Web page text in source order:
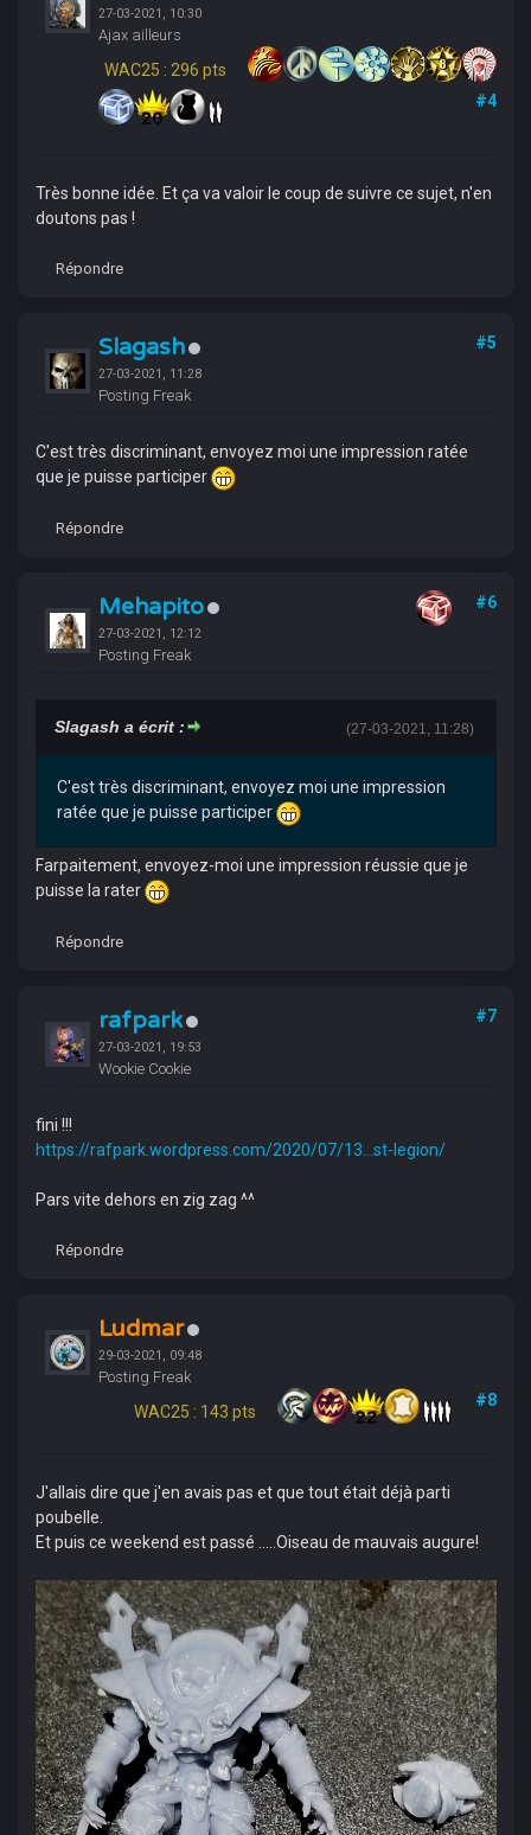
27-03-2021, 10:30
Ajax ailleurs
WAC25 : 296 pts
#4
Très bonne idée. Et ça va valoir le coup de suivre ce sujet, n'en
doutons pas !
Répondre
Slagash
27-03-2021, 11:28
Posting Freak
#5
C'est très discriminant, envoyez moi une impression ratée
que je puisse participer
Répondre
Mehapito
27-03-2021, 12:12
Posting Freak
#6
(27-03-2021, 11:28)
Slagash a écrit :
C'est très discriminant, envoyez moi une impression
ratée que je puisse participer
Farpaitement, envoyez-moi une impression réussie que je
puisse la rater
Répondre
rafpark
27-03-2021, 19:53
Wookie Cookie
#7
fini !!!
https://rafpark.wordpress.com/2020/07/13...st-legion/
Pars vite dehors en zig zag ^^
Répondre
Ludmar
29-03-2021, 09:48
Posting Freak
WAC25 : 143 pts
#8
J'allais dire que j'en avais pas et que tout était déjà parti
poubelle.
Et puis ce weekend est passé .....Oiseau de mauvais augure!